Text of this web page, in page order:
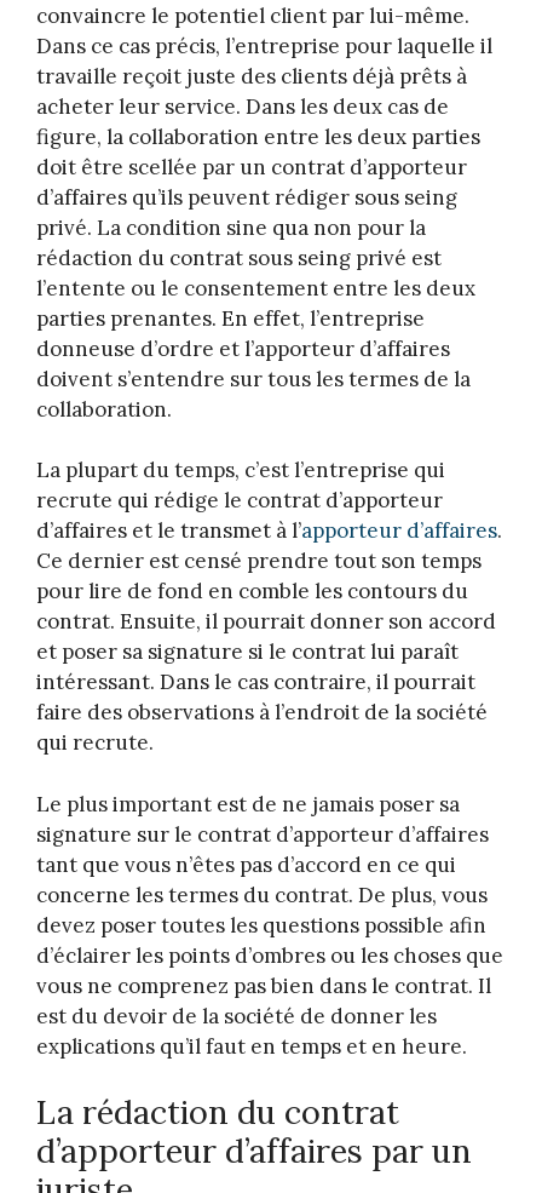
convaincre le potentiel client par lui-même.
Dans ce cas précis, l’entreprise pour laquelle il
travaille reçoit juste des clients déjà prêts à
acheter leur service. Dans les deux cas de
figure, la collaboration entre les deux parties
doit être scellée par un contrat d’apporteur
d’affaires qu’ils peuvent rédiger sous seing
privé. La condition sine qua non pour la
rédaction du contrat sous seing privé est
l’entente ou le consentement entre les deux
parties prenantes. En effet, l’entreprise
donneuse d’ordre et l’apporteur d’affaires
doivent s’entendre sur tous les termes de la
collaboration.
La plupart du temps, c’est l’entreprise qui
recrute qui rédige le contrat d’apporteur
d’affaires et le transmet à l’apporteur d’affaires.
Ce dernier est censé prendre tout son temps
pour lire de fond en comble les contours du
contrat. Ensuite, il pourrait donner son accord
et poser sa signature si le contrat lui paraît
intéressant. Dans le cas contraire, il pourrait
faire des observations à l’endroit de la société
qui recrute.
Le plus important est de ne jamais poser sa
signature sur le contrat d’apporteur d’affaires
tant que vous n’êtes pas d’accord en ce qui
concerne les termes du contrat. De plus, vous
devez poser toutes les questions possible afin
d’éclairer les points d’ombres ou les choses que
vous ne comprenez pas bien dans le contrat. Il
est du devoir de la société de donner les
explications qu’il faut en temps et en heure.
La rédaction du contrat
d’apporteur d’affaires par un